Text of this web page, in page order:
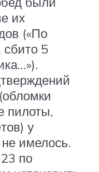
их
(«По
сбито 5
пилоты,
у
имелось.
по